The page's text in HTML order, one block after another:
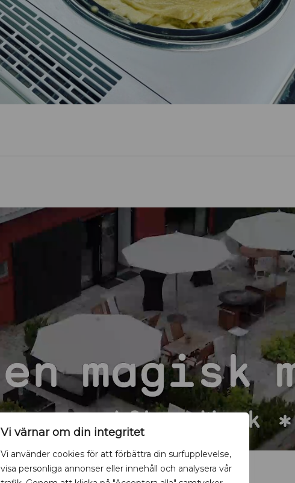
Vi värnar om din integritet
Vi använder cookies för att förbättra din surfupplevelse,
visa personliga annonser eller innehåll och analysera vår